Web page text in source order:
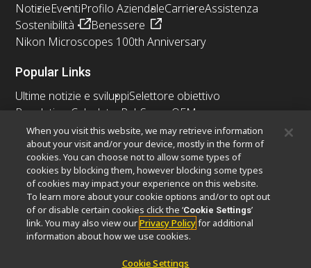
NotizieEventiProfilo AziendaleCarriereAssistenza
Sostenibilità
Benessere
Nikon Microscopes 100th Anniversary
Popular Links
Ultime notizie e sviluppiSelettore obiettivo
Resolution Calculator PubScope OEM
Nikon Small World
MicroscopyU
Altri prodotti Nikon
Prodotti di imaging
Microscopia industriale e metrologia
Sistemi di litografia a semiconduttore
Sistemi di litografia a FPD
When you visit this website, we may retrieve information
about your visit and/or your device, mostly in the form of
cookies. You can choose not to allow some types of
cookies by blocking them, however blocking some types
of cookies may impact your experience on this website.
To learn more about your cookie options and/or to opt out
of or disable certain cookies click the ‘Cookie Settings’
link. You may also view ourPrivacy Policyfor additional
information about how we use cookies.
Cookie Settings